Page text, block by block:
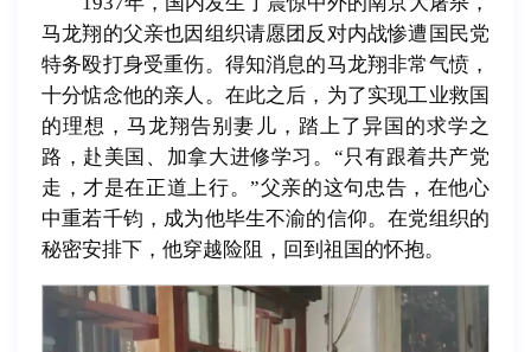
马龙翔的父亲也因组织请愿团反对内战惨遭国民党
特务殴打身受重伤。得知消息的马龙翔非常气愤，
十分惦念他的亲人。在此之后，为了实现工业救国
的理想，马龙翔告别妻儿，踏上了异国的求学之
路，赴美国、加拿大进修学习。“只有跟着共产党
走，才是在正道上行。”父亲的这句忠告，在他心
中重若千钧，成为他毕生不渝的信仰。在党组织的
秘密安排下，他穿越险阻，回到祖国的怀抱。